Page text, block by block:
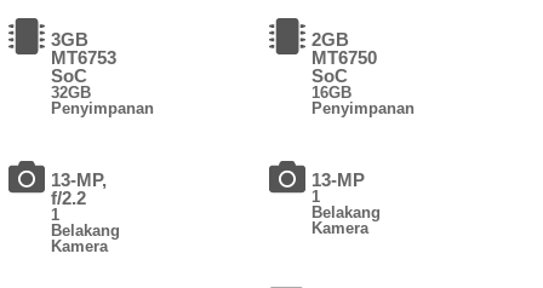
3GB
MT6753
SoC
32GB
Penyimpanan
13-MP,
f/2.2
1
Belakang
Kamera
2GB
MT6750
SoC
16GB
Penyimpanan
13-MP
1
Belakang
Kamera